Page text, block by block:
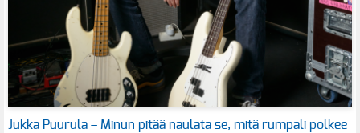
Jukka Puurula – Minun pitää naulata se, mitä rumpali polkee